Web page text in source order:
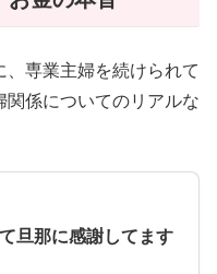
専業主婦を続けられて
関係についてのリアルな
旦那に感謝してます